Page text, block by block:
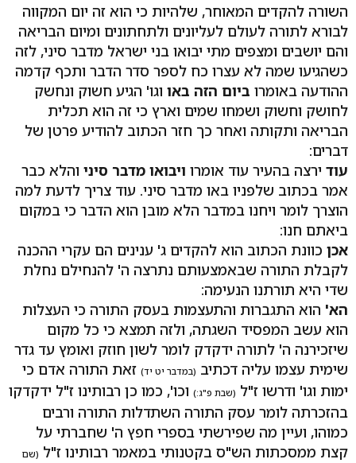
השורה להקדים המאוחר, שלהיות כי הוא זה יום המקווה
לבורא לתורה לעולם לעליונים ולתחתונים ומיום הבריאה
והם יושבים ומצפים מתי יבואו בני ישראל מדבר סיני, לזה
כשהגיעו שמה לא עצרו כח לספר סדר הדבר ותכף קדמה
ההודעה באומרו ביום הזה באו וגו' הגיע חשוק ונחשק
לחושק וחשוק ושמחו שמים וארץ כי זה הוא תכלית
הבריאה ותקותה ואחר כך חזר הכתוב להודיע פרטן של
דברים:
עוד ירצה בהעיר עוד אומרו ויבואו מדבר סיני והלא כבר
אמר בכתוב שלפניו באו מדבר סיני. עוד צריך לדעת למה
הוצרך לומר ויחנו במדבר הלא מובן הוא הדבר כי במקום
ביאתם חנו:
אכן כוונת הכתוב הוא להקדים ג' ענינים הם עקרי ההכנה
לקבלת התורה שבאמצעותם נתרצה ה' להנחילם נחלת
שדי היא תורתנו הנעימה:
הא' הוא התגברות והתעצמות בעסק התורה כי העצלות
הוא עשב המפסיד השגתה, ולזה תמצא כי כל מקום
שיזכירנה ה' לתורה ידקדק לומר לשון חוזק ואומץ עד גדר
שימית עצמו עליה דכתיב (במדבר יט יד) זאת התורה אדם כי
ימות וגו' ודרשו ז"ל (שבת פ"ג:) וכו', כמו כן רבותינו ז"ל ידקדקו
בהזכרתה לומר עסק התורה השתדלות התורה ורבים
כמוהו, ועיין מה שפירשתי בספרי חפץ ה' שחברתי על
קצת ממסכתות הש"ס בקטנותי במאמר רבותינו ז"ל (שם